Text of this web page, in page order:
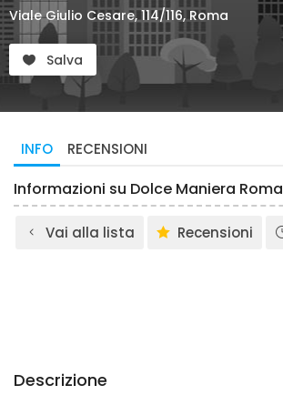
Viale Giulio Cesare, 114/116, Roma
Salva
INFO RECENSIONI
Informazioni su Dolce Maniera Roma
Vai alla lista Recensioni
Descrizione